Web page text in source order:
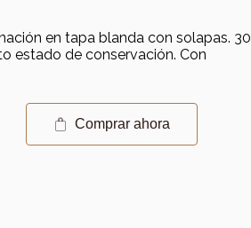
en tapa blanda con solapas. 30
estado de conservación. Con
Comprar ahora